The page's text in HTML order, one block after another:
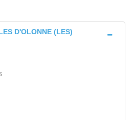
D'OLONNE (LES)